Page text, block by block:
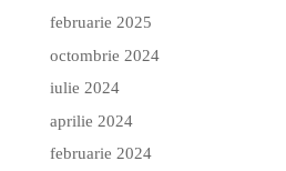
februarie 2025
octombrie 2024
iulie 2024
aprilie 2024
februarie 2024